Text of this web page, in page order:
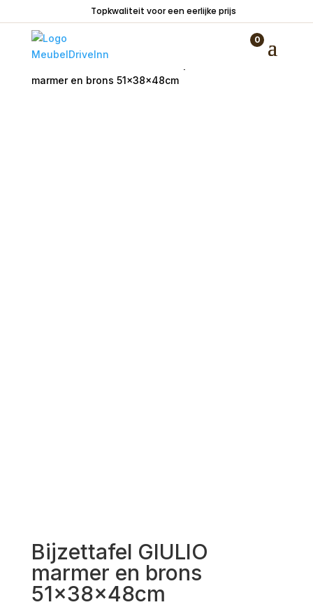
Topkwaliteit voor een eerlijke prijs
0
marmer en brons 51x38x48cm
Bijzettafel GIULIO
marmer en brons
51x38x48cm